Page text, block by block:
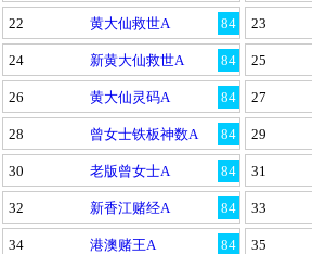
84
22 黄大仙救世A 23
84
24 新黄大仙救世A 25
84
26 黄大仙灵码A 27
84
28 曾女士铁板神数A 29
84
30 老版曾女士A 31
84
32 新香江赌经A 33
84
34 港澳赌王A 35